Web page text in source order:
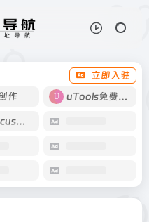
立即入驻
作 uTools免费工具箱
云上Focus接码